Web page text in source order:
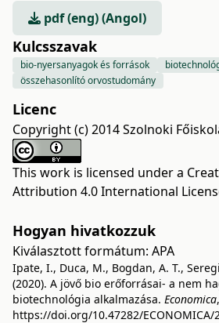
pdf (eng) (Angol)
Kulcsszavak
bio-nyersanyagok és források
összehasonlító orvostudomány
Licenc
Copyright (c) 2014 Szolnoki
This work is licensed under a
Attribution 4.0 International
Hogyan hivatkozzuk
Kiválasztott formátum: APA
Ipate, I., Duca, M., Bogdan, A. T.,
(2020). A jövő bio erőforrásai- a nem
biotechnológia alkalmazása. Economica,
https://doi.org/10.47282/ECONOMICA/